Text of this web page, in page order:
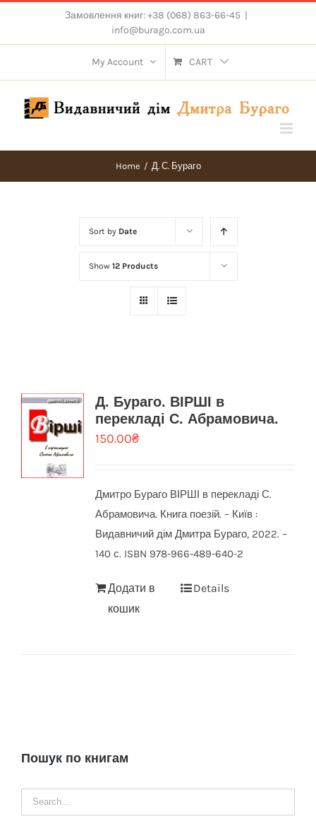
content
Замовлення книг: +38 (068) 863-66-45 |
info@burago.com.ua
My Account CART
Home / Д. С. Бураго
Sort by Date
Show 12 Products
Д. Бураго. ВІРШІ в
перекладі С. Абрамовича.
150.00₴
Дмитро Бураго ВІРШІ в перекладі С.
Абрамовича. Книга поезій. – Київ :
Видавничий дім Дмитра Бураго, 2022. –
140 с. ISBN 978-966-489-640-2
Додати в
кошик
Details
Пошук по книгам